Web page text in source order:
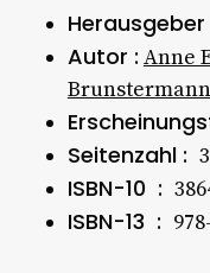
Autor : Anne
Brunstermann
Seitenzahl‏ : ‎
ISBN-10 ‏ : ‎
ISBN-13 ‏ : ‎